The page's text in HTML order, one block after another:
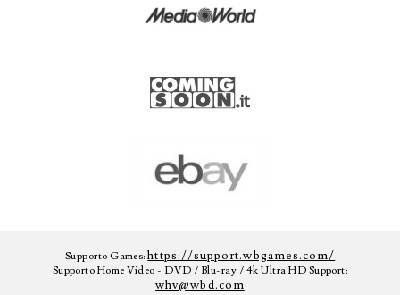
Supporto Games:https://support.wbgames.com/
Supporto Home Video - DVD / Blu-ray / 4k Ultra HD Support:
whv@wbd.com